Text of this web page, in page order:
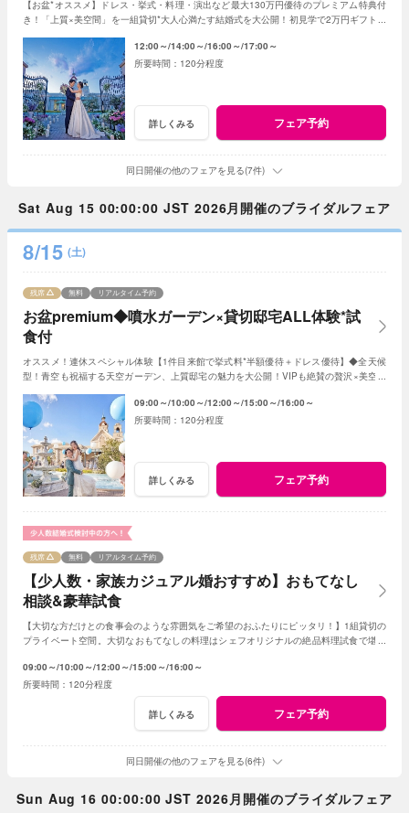
【お盆*オススメ】ドレス・挙式・料理・演出など最大130万円優待のプレミアム特典付
き！「上質×美空間」を一組貸切*大人心満たす結婚式を大公開！初見学で2万円ギフト券
12:00～ 14:00～ 16:00～ 17:00～
120分程度
詳しくみる フェア予約
同日開催の他のフェアを見る(7件)
Sat Aug 15 00:00:00 JST 2026月開催のブライダルフェア
8/15 (土)
お盆premium◆噴水ガーデン×貸切邸宅ALL体験*試
食付
残席 無料 リアルタイム予約
オススメ！連休スペシャル体験【1件目来館で挙式料*半額優待＋ドレス優待】◆全天候
型！青空も祝福する天空ガーデン、上質邸宅の魅力を大公開！VIPも絶賛の贅沢×美空間
09:00～ 10:00～ 12:00～ 15:00～ 16:00～
120分程度
詳しくみる フェア予約
【少人数・家族カジュアル婚おすすめ】おもてなし
相談&豪華試食
残席 無料 リアルタイム予約
【大切な方だけとの食事会のような雰囲気をご希望のおふたりにピッタリ！】1組貸切の
プライベート空間。大切なおもてなしの料理はシェフオリジナルの絶品料理試食で堪能
09:00～ 10:00～ 12:00～ 15:00～ 16:00～
120分程度
詳しくみる フェア予約
同日開催の他のフェアを見る(6件)
Sun Aug 16 00:00:00 JST 2026月開催のブライダルフェア